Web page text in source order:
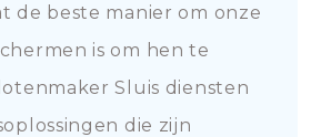
de beste manier om onze
is om hen te
Sluis diensten
die zijn